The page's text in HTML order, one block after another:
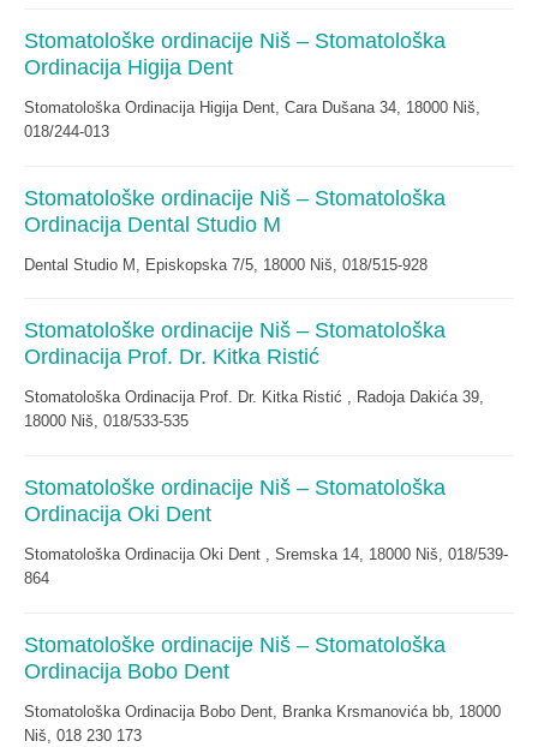
Stomatološke ordinacije Niš – Stomatološka
Ordinacija Higija Dent
Stomatološka Ordinacija Higija Dent, Cara Dušana 34, 18000 Niš,
018/244-013
Stomatološke ordinacije Niš – Stomatološka
Ordinacija Dental Studio M
Dental Studio M, Episkopska 7/5, 18000 Niš, 018/515-928
Stomatološke ordinacije Niš – Stomatološka
Ordinacija Prof. Dr. Kitka Ristić
Stomatološka Ordinacija Prof. Dr. Kitka Ristić , Radoja Dakića 39,
18000 Niš, 018/533-535
Stomatološke ordinacije Niš – Stomatološka
Ordinacija Oki Dent
Stomatološka Ordinacija Oki Dent , Sremska 14, 18000 Niš, 018/539-
864
Stomatološke ordinacije Niš – Stomatološka
Ordinacija Bobo Dent
Stomatološka Ordinacija Bobo Dent, Branka Krsmanovića bb, 18000
Niš, 018 230 173